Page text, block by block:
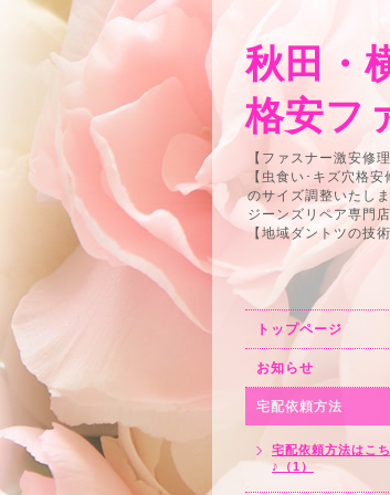
秋田・
格安フ
【ファスナー激安修
【虫食い･キズ穴格
のサイズ調整いたし
ジーンズリペア専門
【地域ダントツの技
トップページ
お知らせ
宅配依頼方法
宅配依頼方法はこ
♪（1）